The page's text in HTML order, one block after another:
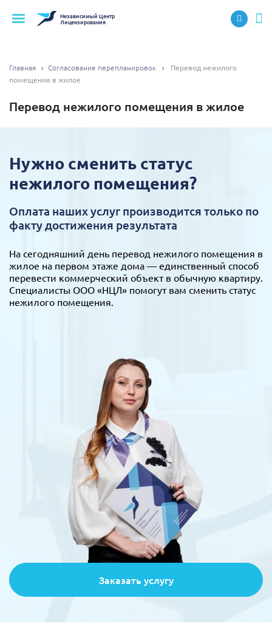
НезависимыйЦентр
Лицензирования
Главная Согласование перепланировок
Перевод нежилого
помещения в жилое
Перевод нежилого помещения в жилое
Нужно сменить статус
нежилого помещения?
Оплата наших услуг производится только по
факту достижения результата
На сегодняшний день перевод нежилого помещения в
жилое на первом этаже дома — единственный способ
перевести коммерческий объект в обычную квартиру.
Специалисты ООО «НЦЛ» помогут вам сменить статус
нежилого помещения.
Заказать услугу